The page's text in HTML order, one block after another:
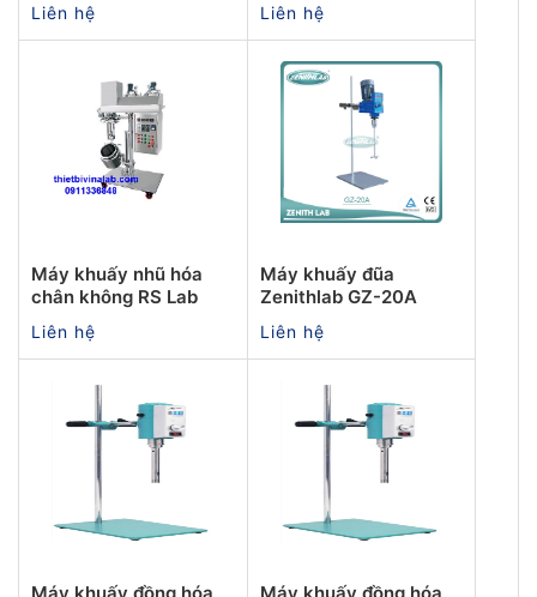
Liên hệ Liên hệ
Máy khuấy nhũ hóa
chân không RS Lab
Liên hệ
Máy khuấy đũa
Zenithlab GZ-20A
Liên hệ
Máy khuấy đồng hóa
Máy khuấy đồng hóa